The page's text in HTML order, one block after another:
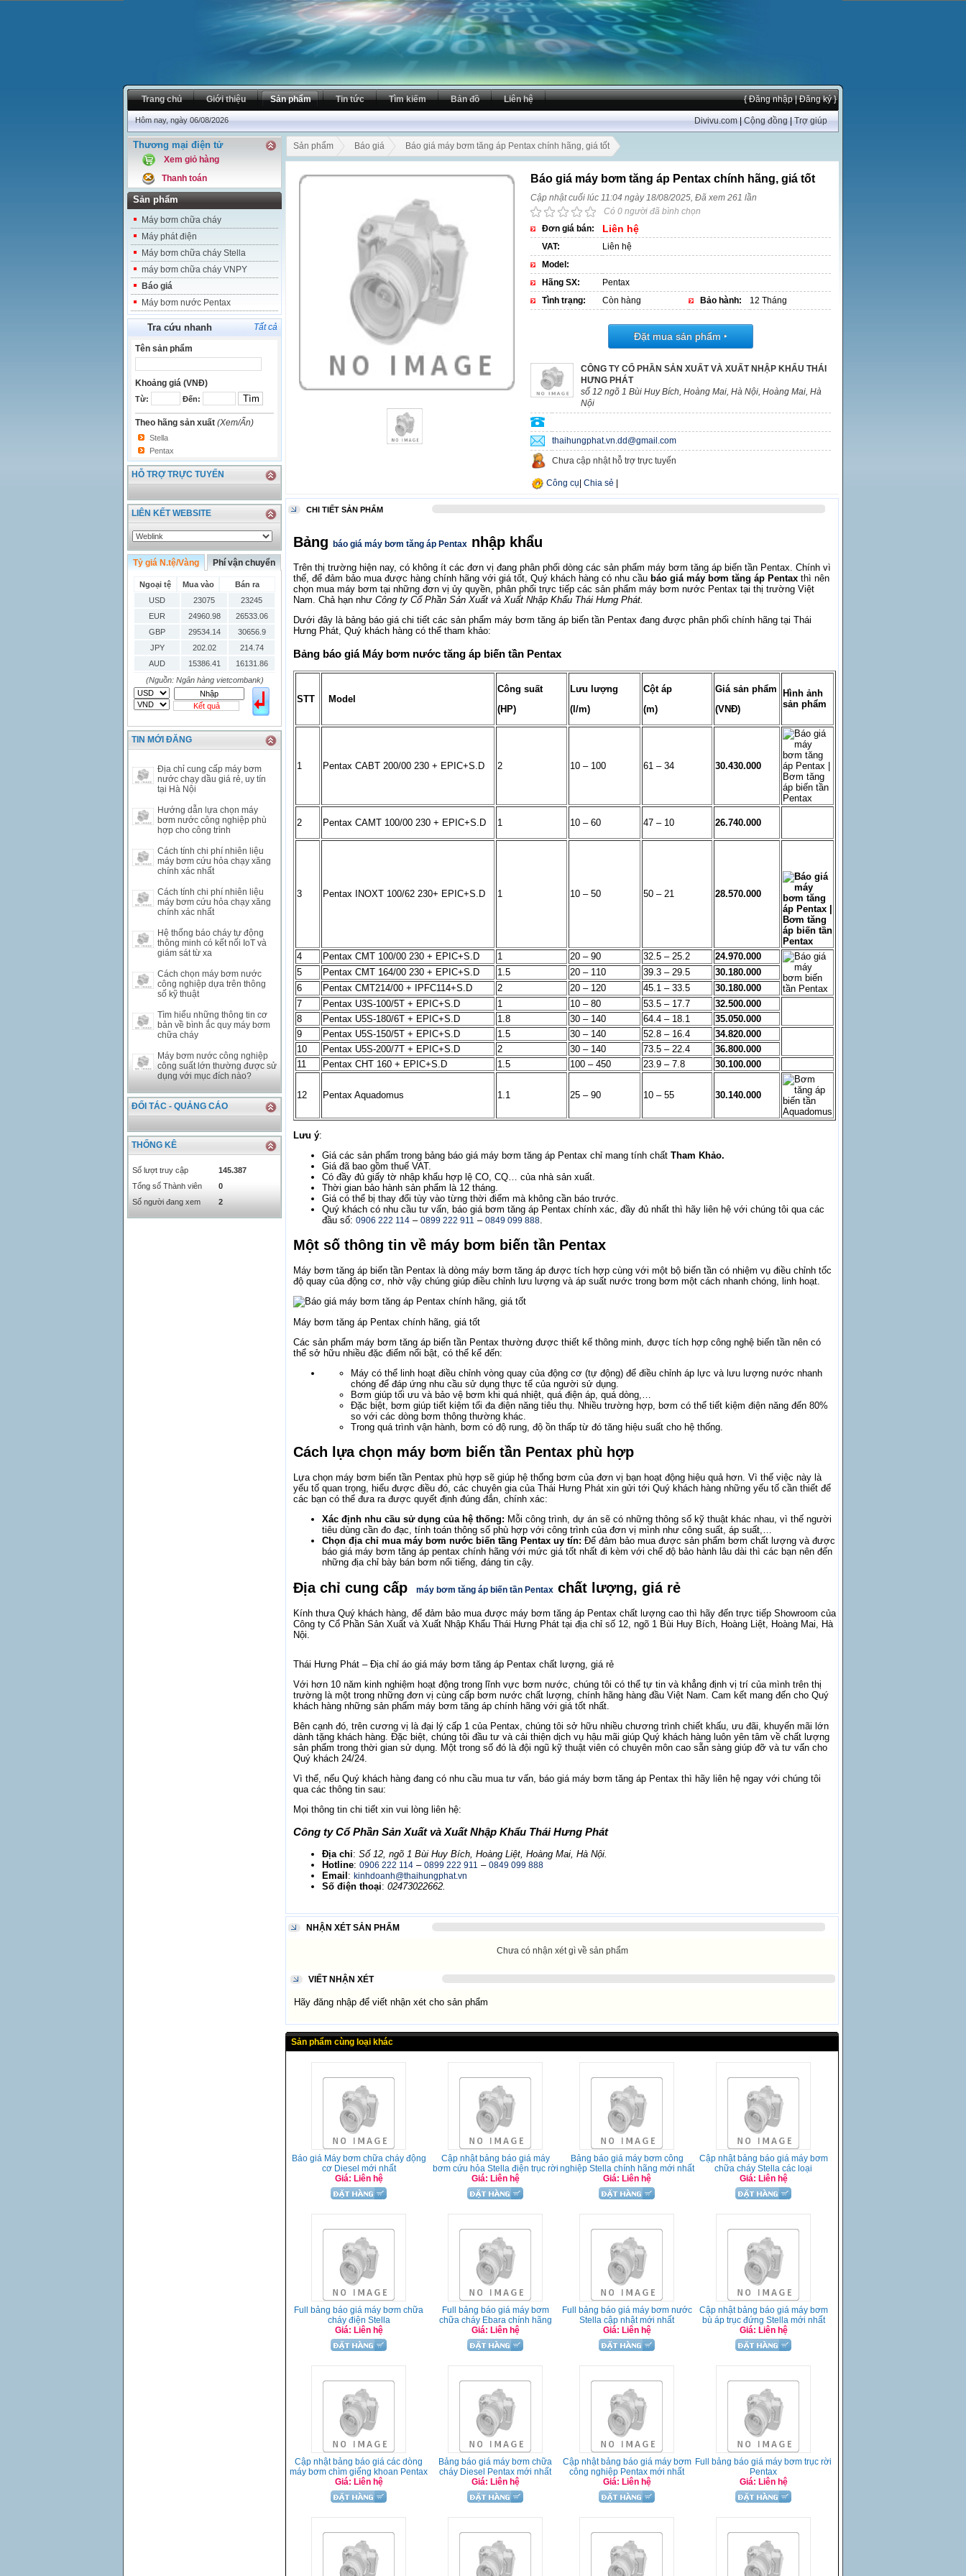
Trang chủ Giới thiệu Sản phẩm Tin tức Tìm kiếm Bản đồ Liên hệ { Đăng nhập| Đăng ký }
Hôm nay, ngày 06/08/2026 Divivu.com|Cộng đồng|Trợ giúp
Thương mại điện tử
Xem giỏ hàng
Thanh toán
Sản phẩm
Máy bơm chữa cháy
Máy phát điện
Máy bơm chữa cháy Stella
máy bơm chữa cháy VNPY
Báo giá
Máy bơm nước Pentax
Tra cứu nhanh Tất cả
Tên sản phẩm
Khoảng giá (VNĐ)
Từ: Đến:
Theo hãng sản xuất (Xem/Ẩn)
Stella
Pentax
HỖ TRỢ TRỰC TUYẾN
LIÊN KẾT WEBSITE
Tỷ giá N.tệ/Vàng Phí vận chuyển
Ngoại tệ Mua vào
Bán ra
USD
23075
23245
EUR
24960.98
26533.06
GBP
29534.14
30656.9
JPY
202.02
214.74
AUD
15386.41
16131.86
HKD
2906.04
3028.6
SGD
16755.29
17427.08
THB
666.2
786.99
CAD
17223.74
18058.21
CHF
23161.62
24283.77
INR
0
340.14
KRW
18.01
KWD
0
79758.97
MYR
0
5808.39
NOK
RMB
3272
1
RUB
0
SEK
0 2503.05
(Nguồn: Ngân hàng vietcombank)
Kết quả
TIN MỚI ĐĂNG
Địa chỉ cung cấp máy bơm
nước chạy dầu giá rẻ, uy tín
tại Hà Nội
Hướng dẫn lựa chọn máy
bơm nước công nghiệp phù
hợp cho công trình
Cách tính chi phí nhiên liệu
máy bơm cứu hỏa chạy xăng
chính xác nhất
Cách tính chi phí nhiên liệu
máy bơm cứu hỏa chạy xăng
chính xác nhất
Hệ thống báo cháy tự động
thông minh có kết nối IoT và
giám sát từ xa
Cách chọn máy bơm nước
công nghiệp dựa trên thông
số kỹ thuật
Tìm hiểu những thông tin cơ
bản về bình ắc quy máy bơm
chữa cháy
Máy bơm nước công nghiệp
công suất lớn thường được sử
dụng với mục đích nào?
ĐỐI TÁC - QUẢNG CÁO
THỐNG KÊ
Số lượt truy cập
145.387
Tổng số Thành viên
0
Số người đang xem
2
Sản phẩm Báo giá Báo giá máy bơm tăng áp Pentax chính hãng, giá tốt
Báo giá máy bơm tăng áp Pentax chính hãng, giá tốt
Cập nhật cuối lúc 11:04 ngày 18/08/2025, Đã xem 261 lần
Có 0 người đã bình chọn
Đơn giá bán:
Liên hệ
VAT:
Liên hệ
Model:
Hãng SX:
Pentax
Tình trạng:
Còn hàng Bảo hành: 12 Tháng
Đặt mua sản phẩm ‣
CÔNG TY CỔ PHẦN SẢN XUẤT VÀ XUẤT NHẬP KHẨU THÁI
HƯNG PHÁT
số 12 ngõ 1 Bùi Huy Bích, Hoàng Mai, Hà Nội, Hoàng Mai, Hà
Nội
thaihungphat.vn.dd@gmail.com
Chưa cập nhật hỗ trợ trực tuyến
Chia sẻ
Công cụ
CHI TIẾT SẢN PHẨM
Bảng báo giá máy bơm tăng áp Pentax nhập khẩu
Trên thị trường hiện nay, có không ít các đơn vị đang phân phối dòng các sản phẩm máy bơm tăng áp biến tần Pentax. Chính vì
thế, để đảm bảo mua được hàng chính hãng với giá tốt, Quý khách hàng có nhu cầu báo giá máy bơm tăng áp Pentax thì nên
chọn mua máy bơm tại những đơn vị ủy quyền, phân phối trực tiếp các sản phẩm máy bơm nước Pentax tại thị trường Việt
Nam. Chả hạn như Công ty Cổ Phần Sản Xuất và Xuất Nhập Khẩu Thái Hưng Phát.
Dưới đây là bảng báo giá chi tiết các sản phẩm máy bơm tăng áp biến tần Pentax đang được phân phối chính hãng tại Thái
Hưng Phát, Quý khách hàng có thể tham khảo:
Bảng báo giá Máy bơm nước tăng áp biến tần Pentax
STT Model
Công suất
(HP)
Lưu lượng
(l/m)
Cột áp
(m)
Giá sản phẩm
(VNĐ)
Hình ảnh
sản phẩm
1 Pentax CABT 200/00 230 + EPIC+S.D 2 10 – 100 61 – 34 30.430.000
2 Pentax CAMT 100/00 230 + EPIC+S.D 1 10 – 60 47 – 10 26.740.000
3 Pentax INOXT 100/62 230+ EPIC+S.D 1 10 – 50 50 – 21 28.570.000
4 Pentax CMT 100/00 230 + EPIC+S.D 1 20 – 90 32.5 – 25.2
24.970.000
5
Pentax CMT 164/00 230 + EPIC+S.D 1.5 20 – 110 39.3 – 29.5
30.180.000
6
Pentax CMT214/00 + IPFC114+S.D 2 20 – 120 45.1 – 33.5
30.180.000
7
Pentax U3S-100/5T + EPIC+S.D 1 10 – 80 53.5 – 17.7
32.500.000
8
Pentax U5S-180/6T + EPIC+S.D 1.8 30 – 140 64.4 – 18.1
35.050.000
9
Pentax U5S-150/5T + EPIC+S.D 1.5 30 – 140 52.8 – 16.4
34.820.000
10
Pentax U5S-200/7T + EPIC+S.D 2 30 – 140 73.5 – 22.4
36.800.000
11
Pentax CHT 160 + EPIC+S.D 1.5 100 – 450 23.9 – 7.8 30.100.000
12 Pentax Aquadomus 1.1 25 – 90 10 – 55 30.140.000
Lưu ý:
Giá các sản phẩm trong bảng báo giá máy bơm tăng áp Pentax chỉ mang tính chất Tham Khảo.
Giá đã bao gồm thuế VAT.
Có đầy đủ giấy tờ nhập khẩu hợp lệ CO, CQ… của nhà sản xuất.
Thời gian bảo hành sản phẩm là 12 tháng.
Giá có thể bị thay đổi tùy vào từng thời điểm mà không cần báo trước.
Quý khách có nhu cầu tư vấn, báo giá bơm tăng áp Pentax chính xác, đầy đủ nhất thì hãy liên hệ với chúng tôi qua các
đầu số: 0906 222 114 – 0899 222 911 – 0849 099 888
Một số thông tin về máy bơm biến tần Pentax
Máy bơm tăng áp biến tần Pentax là dòng máy bơm tăng áp được tích hợp cùng với một bộ biến tần có nhiệm vụ điều chỉnh tốc
độ quay của động cơ, nhờ vậy chúng giúp điều chỉnh lưu lượng và áp suất nước trong bơm một cách nhanh chóng, linh hoạt.
Máy bơm tăng áp Pentax chính hãng, giá tốt
Các sản phẩm máy bơm tăng áp biến tần Pentax thường được thiết kế thông minh, được tích hợp công nghệ biến tần nên có
thể sở hữu nhiều đặc điểm nổi bật, có thể kể đến:
Máy có thể linh hoạt điều chỉnh vòng quay của động cơ (tự động) để điều chỉnh áp lực và lưu lượng nước nhanh
chóng để đáp ứng nhu cầu sử dụng thực tế của người sử dụng.
Bơm giúp tối ưu và bảo vệ bơm khi quá nhiệt, quá điện áp, quá dòng,…
Đặc biệt, bơm giúp tiết kiệm tối đa điện năng tiêu thụ. Nhiều trường hợp, bơm có thể tiết kiệm điện năng đến 80%
so với các dòng bơm thông thường khác.
Trong quá trình vận hành, bơm có độ rung, độ ồn thấp từ đó tăng hiệu suất cho hệ thống.
Cách lựa chọn máy bơm biến tần Pentax phù hợp
Lựa chọn máy bơm biến tần Pentax phù hợp sẽ giúp hệ thống bơm của đơn vị bạn hoạt động hiệu quả hơn. Vì thế việc này là
yếu tố quan trọng, hiểu được điều đó, các chuyên gia của Thái Hưng Phát xin gửi tới Quý khách hàng những yếu tố cần thiết để
các bạn có thể đưa ra được quyết định đúng đắn, chính xác:
Xác định nhu cầu sử dụng của hệ thống: Mỗi công trình, dự án sẽ có những thông số kỹ thuật khác nhau, vì thế người
tiêu dùng cần đo đạc, tính toán thông số phù hợp với công trình của đơn vị mình như công suất, áp suất,…
Chọn địa chỉ mua máy bơm nước biến tầng Pentax uy tín: Để đảm bảo mua được sản phẩm bơm chất lượng và được
báo giá máy bơm tăng áp pentax chính hãng với mức giá tốt nhất đi kèm với chế độ bảo hành lâu dài thì các bạn nên đến
những địa chỉ bày bán bơm nổi tiếng, đáng tin cậy.
Địa chỉ cung cấp máy bơm tăng áp biến tần Pentax chất lượng, giá rẻ
Kính thưa Quý khách hàng, để đảm bảo mua được máy bơm tăng áp Pentax chất lượng cao thì hãy đến trực tiếp Showroom của
Công ty Cổ Phần Sản Xuất và Xuất Nhập Khẩu Thái Hưng Phát tại địa chỉ số 12, ngõ 1 Bùi Huy Bích, Hoàng Liệt, Hoàng Mai, Hà
Nội.
Thái Hưng Phát – Địa chỉ áo giá máy bơm tăng áp Pentax chất lượng, giá rẻ
Với hơn 10 năm kinh nghiệm hoạt động trong lĩnh vực bơm nước, chúng tôi có thể tự tin và khẳng định vị trí của mình trên thị
trường là một trong những đơn vị cùng cấp bơm nước chất lượng, chính hãng hàng đầu Việt Nam. Cam kết mang đến cho Quý
khách hàng những sản phẩm máy bơm tăng áp chính hãng với giá tốt nhất.
Bên cạnh đó, trên cương vị là đại lý cấp 1 của Pentax, chúng tôi sở hữu nhiều chương trình chiết khấu, ưu đãi, khuyến mãi lớn
dành tặng khách hàng. Đặc biệt, chúng tôi đầu tư và cải thiện dịch vụ hậu mãi giúp Quý khách hàng luôn yên tâm về chất lượng
sản phẩm trong thời gian sử dụng. Một trong số đó là đội ngũ kỹ thuật viên có chuyên môn cao sẵn sàng giúp đỡ và tư vấn cho
Quý khách 24/24.
Vì thế, nếu Quý khách hàng đang có nhu cầu mua tư vấn, báo giá máy bơm tăng áp Pentax thì hãy liên hệ ngay với chúng tôi
qua các thông tin sau:
Mọi thông tin chi tiết xin vui lòng liên hệ:
Công ty Cổ Phần Sản Xuất và Xuất Nhập Khẩu Thái Hưng Phát
Địa chỉ: Số 12, ngõ 1 Bùi Huy Bích, Hoàng Liệt, Hoàng Mai, Hà Nội.
Hotline: 0906 222 114 – 0899 222 911 – 0849 099 888
Email : kinhdoanh@thaihungphat.vn
Số điện thoại: 02473022662.
NHẬN XÉT SẢN PHẨM
Chưa có nhận xét gì về sản phẩm
VIẾT NHẬN XÉT
Hãy đăng nhập để viết nhận xét cho sản phẩm
Sản phẩm cùng loại khác
Báo giá Máy bơm chữa cháy động
cơ Diesel mới nhất
Giá: Liên hệ
Cập nhật bảng báo giá máy
bơm cứu hỏa Stella điện trục rời
Giá: Liên hệ
Bảng báo giá máy bơm công
nghiệp Stella chính hãng mới nhất
Giá: Liên hệ
Cập nhật bảng báo giá máy bơm
chữa cháy Stella các loại
Giá: Liên hệ
Full bảng báo giá máy bơm chữa
cháy điện Stella
Giá: Liên hệ
Full bảng báo giá máy bơm
chữa cháy Ebara chính hãng
Giá: Liên hệ
Full bảng báo giá máy bơm nước
Stella cập nhật mới nhất
Giá: Liên hệ
Cập nhật bảng báo giá máy bơm
bù áp trục đứng Stella mới nhất
Giá: Liên hệ
Cập nhật bảng báo giá các dòng
máy bơm chìm giếng khoan Pentax
Giá: Liên hệ
Bảng báo giá máy bơm chữa
cháy Diesel Pentax mới nhất
Giá: Liên hệ
Cập nhật bảng báo giá máy bơm
công nghiệp Pentax mới nhất
Giá: Liên hệ
Full bảng báo giá máy bơm trục rời
Pentax
Giá: Liên hệ